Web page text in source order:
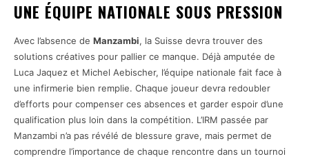
UNE ÉQUIPE NATIONALE SOUS PRESSION
Avec l’absence de Manzambi, la Suisse devra trouver des
solutions créatives pour pallier ce manque. Déjà amputée de
Luca Jaquez et Michel Aebischer, l’équipe nationale fait face à
une infirmerie bien remplie. Chaque joueur devra redoubler
d’efforts pour compenser ces absences et garder espoir d’une
qualification plus loin dans la compétition. L’IRM passée par
Manzambi n’a pas révélé de blessure grave, mais permet de
comprendre l’importance de chaque rencontre dans un tournoi